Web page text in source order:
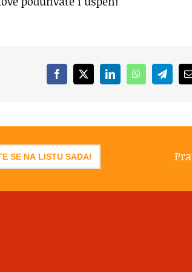
Facebook
X LinkedInWhatsApp
SE NA LISTU SADA!